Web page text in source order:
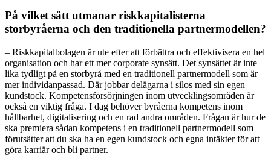
På vilket sätt utmanar riskkapitalisterna
storbyråerna och den traditionella partnermodellen?
– Riskkapitalbolagen är ute efter att förbättra och effektivisera en hel
organisation och har ett mer corporate synsätt. Det synsättet är inte
lika tydligt på en storbyrå med en traditionell partnermodell som är
mer individanpassad. Där jobbar delägarna i silos med sin egen
kundstock. Kompetensförsörjningen inom utvecklingsområden är
också en viktig fråga. I dag behöver byråerna kompetens inom
hållbarhet, digitalisering och en rad andra områden. Frågan är hur de
ska premiera sådan kompetens i en traditionell partnermodell som
förutsätter att du ska ha en egen kundstock och egna intäkter för att
göra karriär och bli partner.